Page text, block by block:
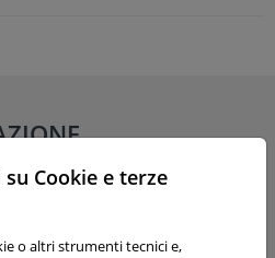
Cookie e terze
o altri strumenti tecnici e,